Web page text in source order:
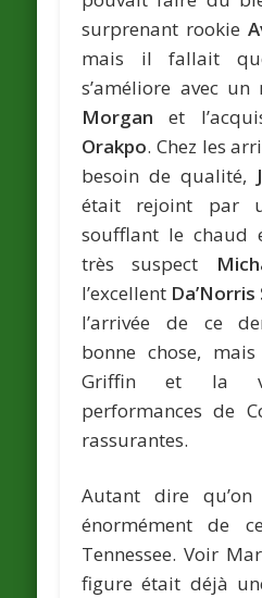
surprenant rookie
mais il fallait
s’améliore avec un
Morgan et
Orakpo. Chez les
besoin de qualité,
était rejoint par
soufflant le chaud
très suspect
l’excellent
l’arrivée de ce
bonne chose,
Griffin et la
performances de
rassurantes.
Autant dire qu’on
énormément de
Tennessee. Voir
figure était déjà